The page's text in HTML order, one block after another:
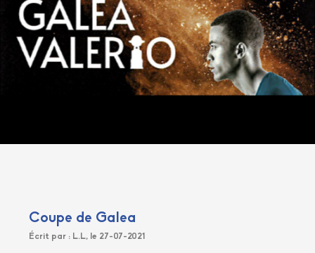
Coupe de Galea
Écrit par : L.L, le 27-07-2021